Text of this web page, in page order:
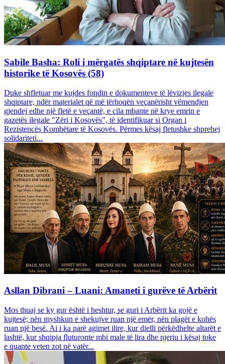
Sabile Basha: Roli i mërgatës shqiptare në kujtesën
historike të Kosovës (58)
Duke shfletuar me kujdes fondin e dokumenteve të lëvizjes ilegale
shqiptare, ndër materialet që më tërhoqën veçanërisht vëmendjen
gjendej edhe një fletë e veçantë, e cila mbante në krye emrin e
gazetës ilegale "Zëri i Kosovës", të identifikuar si Organ i
Rezistencës Kombëtare të Kosovës. Përmes kësaj fletushke shprehej
solidariteti...
Asllan Dibrani – Luani: Amaneti i gurëve të Arbërit
Mos thuaj se ky gur është i heshtur, se guri i Arbërit ka gojë e
kujtesë; nën myshkun e shekujve ruan një emër, nën plagët e kohës
ruan një besë. Ai i ka parë agimet ilire, kur dielli përkëdhelte altarët e
lashtë, kur shqipja fluturonte mbi male të lira dhe njeriu i kësaj toke
e quante veten zot në vatër...